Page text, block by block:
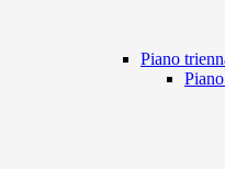
Piano